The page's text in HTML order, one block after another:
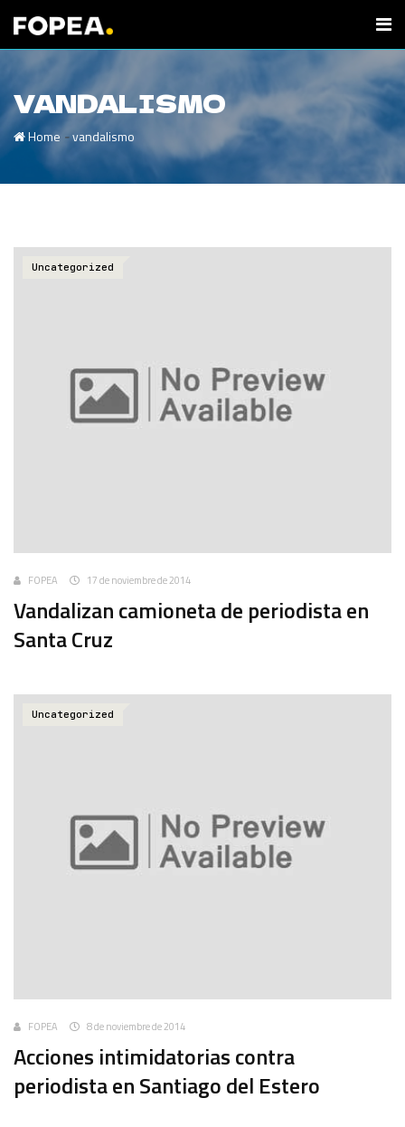
VANDALISMO
Home -vandalismo
Uncategorized
FOPEA 17 de noviembre de 2014
Vandalizan camioneta de periodista en
Santa Cruz
Uncategorized
FOPEA 8 de noviembre de 2014
Acciones intimidatorias contra
periodista en Santiago del Estero